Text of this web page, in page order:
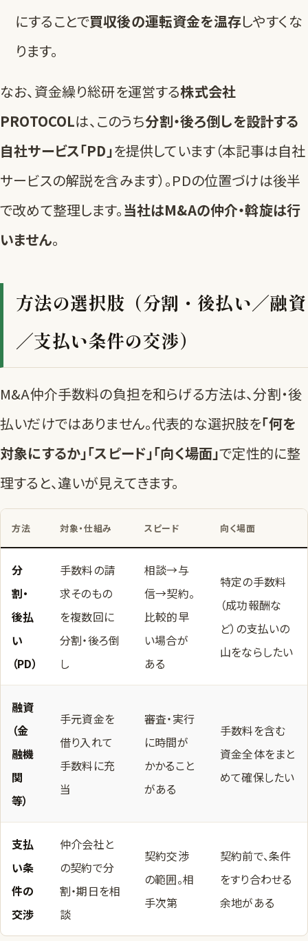
にすることで買収後の運転資金を温存しやすくな
ります。
なお、資金繰り総研を運営する株式会社
PROTOCOLは、このうち分割・後ろ倒しを設計する
自社サービス「PD」を提供しています（本記事は自社
サービスの解説を含みます）。PDの位置づけは後半
で改めて整理します。当社はM&Aの仲介・斡旋は行
いません。
方法の選択肢（分割・後払い／融資
／支払い条件の交渉）
M&A仲介手数料の負担を和らげる方法は、分割・後
払いだけではありません。代表的な選択肢を「何を
対象にするか」「スピード」「向く場面」で定性的に整
理すると、違いが見えてきます。
方法 対象・仕組み スピード 向く場面
分
割・
後払
い
（PD）
手数料の請
求そのもの
を複数回に
分割・後ろ倒
し
相談→与
信→契約。
比較的早
い場合が
ある
特定の手数料
（成功報酬な
ど）の支払いの
山をならしたい
融資
（金
融機
関
等）
手元資金を
借り入れて
手数料に充
当
審査・実行
に時間が
かかること
がある
手数料を含む
資金全体をまと
めて確保したい
支払
い条
件の
交渉
仲介会社と
の契約で分
割・期日を相
談
契約交渉
の範囲。相
手次第
契約前で、条件
をすり合わせる
余地がある